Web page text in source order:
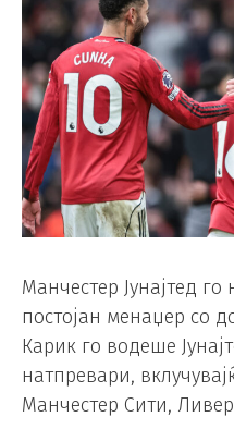
Манчестер Јунајтед
постојан менаџер со
Карик го водеше
натпревари,
Манчестер Сити,